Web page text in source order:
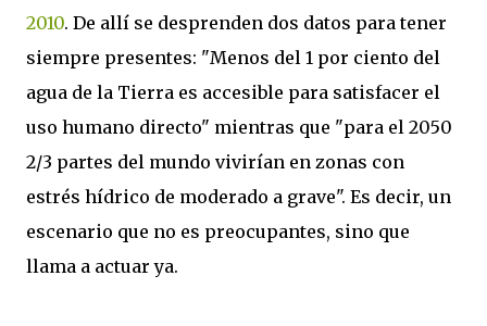
2010. De allí se desprenden dos datos para tener
siempre presentes: "Menos del 1 por ciento del
agua de la Tierra es accesible para satisfacer el
uso humano directo" mientras que "para el 2050
2/3 partes del mundo vivirían en zonas con
estrés hídrico de moderado a grave". Es decir, un
escenario que no es preocupantes, sino que
llama a actuar ya.